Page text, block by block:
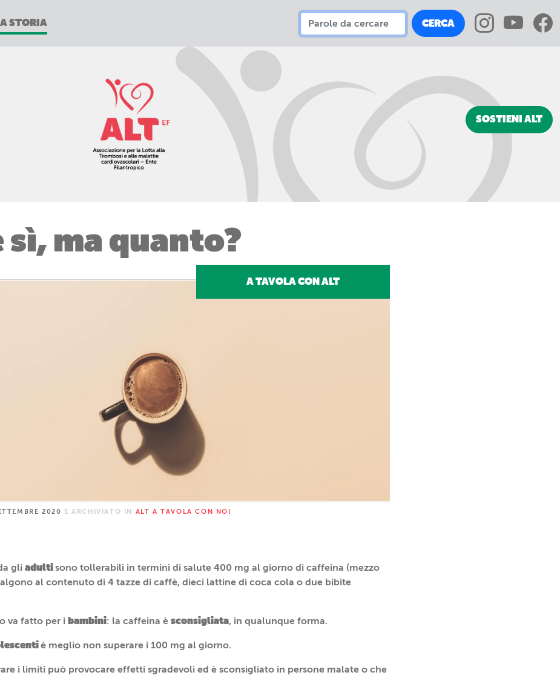
STORIA CERCA
SOSTIENI ALT
sì, ma quanto?
A TAVOLA CON ALT
2020 E ARCHIVIATO IN ALT A TAVOLA CON NOI
gli adultisono tollerabili in termini di salute 400 mg al giorno di caffeina (mezzo
al contenuto di 4 tazze di caffè, dieci lattine di coca cola o due bibite
va fatto per i bambini: la caffeina è sconsigliata, in qualunque forma.
è meglio non superare i 100 mg al giorno.
i limiti può provocare effetti sgradevoli ed è sconsigliato in persone malate o che